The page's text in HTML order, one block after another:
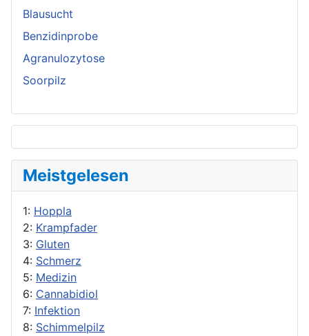
Blausucht
Benzidinprobe
Agranulozytose
Soorpilz
Meistgelesen
1: Hoppla
2: Krampfader
3: Gluten
4: Schmerz
5: Medizin
6: Cannabidiol
7: Infektion
8: Schimmelpilz